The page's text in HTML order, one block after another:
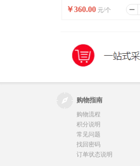
刷卡器立柱按钮立柱
￥360.00 元/个
购物指南
购物流程
积分说明
常见问题
找回密码
订单状态说明